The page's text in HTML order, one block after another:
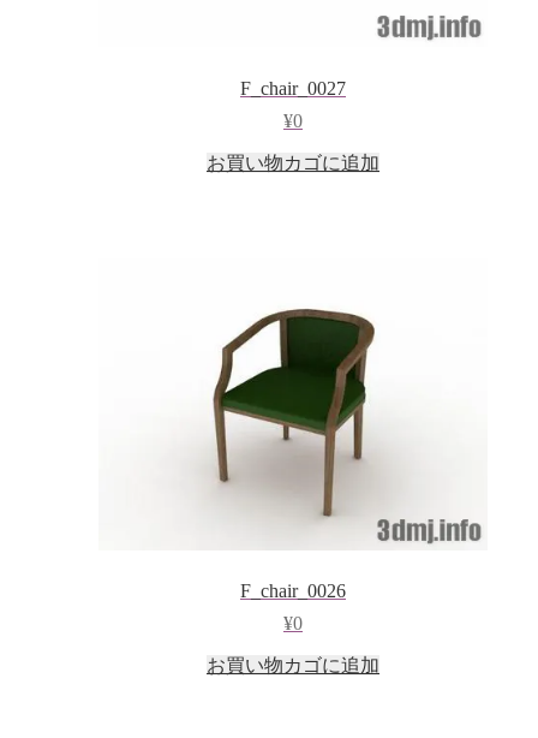
F_chair_0027
¥0
お買い物カゴに追加
F_chair_0026
¥0
お買い物カゴに追加